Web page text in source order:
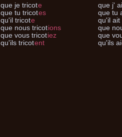
que je tricote
que tu tricotes
qu'il tricote
que nous tricotions
que vous tricotiez
qu'ils tricotent
que j'
que tu
qu'il ait
que
que
qu'ils